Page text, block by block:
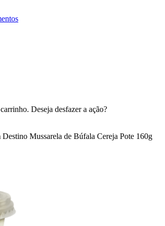
Deseja desfazer a ação?
Mussarela de Búfala Cereja Pote 160g